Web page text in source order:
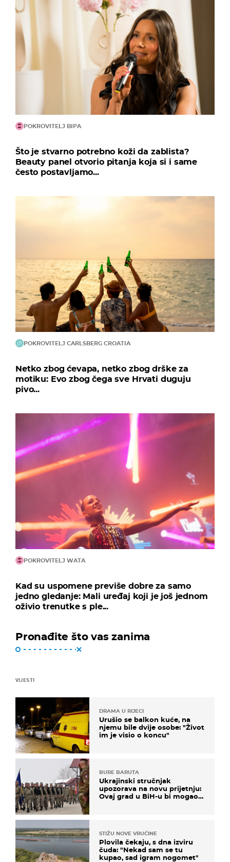
POKROVITELJ BIPA
Što je stvarno potrebno koži da zablista?
Beauty panel otvorio pitanja koja si i same
često postavljamo...
POKROVITELJ CARLSBERG CROATIA
Netko zbog ćevapa, netko zbog drške za
motiku: Evo zbog čega sve Hrvati duguju
pivo...
POKROVITELJ WATA
Kad su uspomene previše dobre za samo
jedno gledanje: Mali uređaj koji je još jednom
oživio trenutke s ple...
Pronađite što vas zanima
VIJESTI
DRAMA U RIJECI
Urušio se balkon kuće, na
njemu bile dvije osobe: "Život
im je visio o koncu"
BURE BARUTA
Ukrajinski stručnjak
upozorava na novu prijetnju:
Ovaj grad u BiH-u bi mogao
STIŽU NOVE VRUĆINE
Plovila čekaju, s dna izviru
čuda: "Nekad sam se tu
kupao, sad igram nogomet"